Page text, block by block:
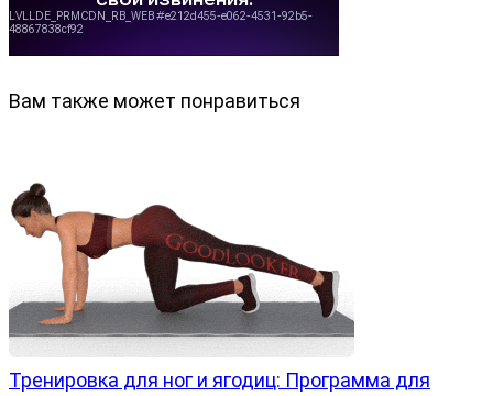
Вам также может понравиться
Тренировка для ног и ягодиц: Программа для